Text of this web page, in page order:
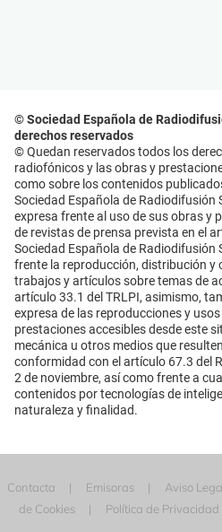
© Sociedad Española de
derechos reservados
© Quedan reservados todos los
radiofónicos y las obras y
como sobre los contenidos
Sociedad Española de Radiodifusión
expresa frente al uso de sus obras y
de revistas de prensa prevista en el
Sociedad Española de Radiodifusión
frente la reproducción, distribución y
trabajos y artículos sobre temas de
artículo 33.1 del TRLPI, asimismo,
expresa de las reproducciones y
prestaciones accesibles desde este
mecánica u otros medios que
conformidad con el artículo 67.3 del
2 de noviembre, así como frente a
contenidos por tecnologías de
naturaleza y finalidad.
Contacta Emisoras Aviso
de Cookies
Política de Privacidad